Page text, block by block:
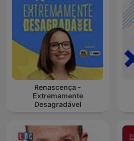
Renascença -
Extremamente
Desagradável